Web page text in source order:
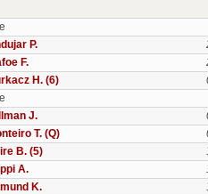
P.
F.
H. (6)
J.
T. (Q)
B. (5)
A.
K.